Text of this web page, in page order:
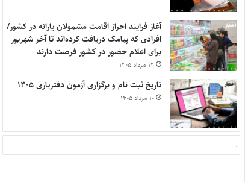
آغاز فرایند احراز اقامت مشمولان یارانه در کشور/
افرادی که پیامک دریافت کرده‌اند تا آخر شهریور
برای اعلام حضور در کشور فرصت دارند
۱۴ مرداد ۱۴۰۵
تاریخ ثبت نام و برگزاری آزمون دفتریاری ۱۴۰۵
۱۰ مرداد ۱۴۰۵